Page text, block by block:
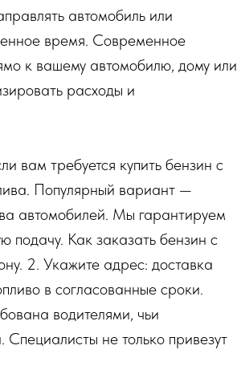
автомобиль или
время. Современное
к вашему автомобилю, дому или
расходы и
вам требуется купить бензин с
Популярный вариант —
автомобилей. Мы гарантируем
подачу. Как заказать бензин с
2. Укажите адрес: доставка
в согласованные сроки.
водителями, чьи
не только привезут